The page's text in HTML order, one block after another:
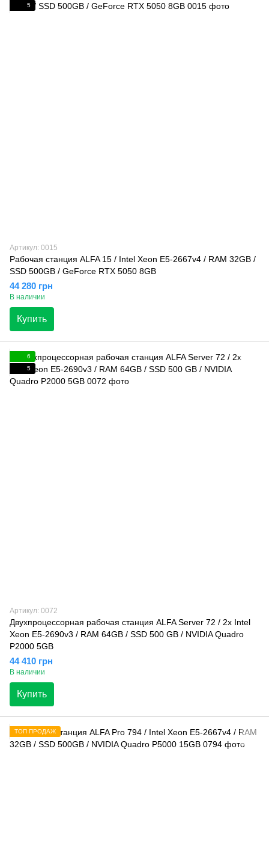
5
Артикул: 0015
Рабочая станция ALFA 15 / Intel Xeon E5-2667v4 / RAM 32GB /
SSD 500GB / GeForce RTX 5050 8GB
44 280 грн
В наличии
Купить
6
5
Артикул: 0072
Двухпроцессорная рабочая станция ALFA Server 72 / 2x Intel
Xeon E5-2690v3 / RAM 64GB / SSD 500 GB / NVIDIA Quadro
P2000 5GB
44 410 грн
В наличии
Купить
ТОП ПРОДАЖ